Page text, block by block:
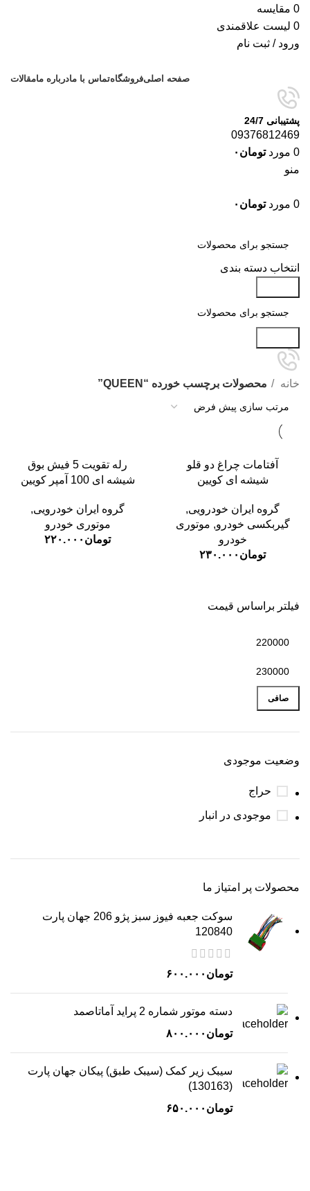
0 مقایسه
0 لیست علاقمندی
ورود / ثبت نام
صفحه اصلیفروشگاهتماس با مادرباره مامقالات
پشتیبانی 24/7
09376812469
0 مورد تومان ۰
منو
0 مورد تومان ۰
انتخاب دسته بندی
فیلتر براساس قیمت
صافی
وضعیت موجودی
حراج
موجودی در انبار
محصولات پر امتیاز ما
سوکت جعبه فیوز سبز پژو 206 جهان پارت
120840
تومان ۶۰۰.۰۰۰
دسته موتور شماره 2 پراید آماتاصمد
تومان ۸۰۰.۰۰۰
سیبک زیر کمک (سیبک طبق) پیکان جهان پارت
(130163)
تومان ۶۵۰.۰۰۰
خانه محصولات برچسب خورده “QUEEN”
آفتامات چراغ دو قلو
شیشه ای کویین
گروه ایران خودرویی,
گیربکسی خودرو, موتوری
خودرو
تومان ۲۳۰.۰۰۰
رله تقویت 5 فیش بوق
شیشه ای 100 آمپر کویین
گروه ایران خودرویی,
موتوری خودرو
تومان ۲۲۰.۰۰۰